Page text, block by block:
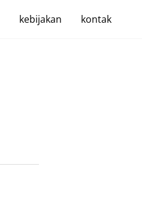
kebijakan kontak